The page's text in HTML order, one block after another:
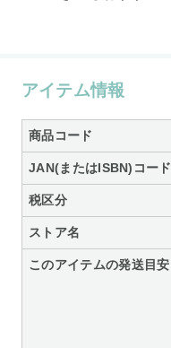
アイテム情報
商品コード
JAN(またはISBN)コード
税区分
ストア名
このアイテムの発送目安